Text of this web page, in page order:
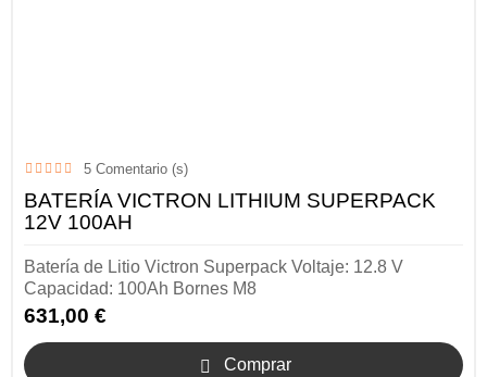
5 Comentario (s)
BATERÍA VICTRON LITHIUM SUPERPACK
12V 100AH
Batería de Litio Victron Superpack Voltaje: 12.8 V
Capacidad: 100Ah Bornes M8
631,00 €
 Comprar